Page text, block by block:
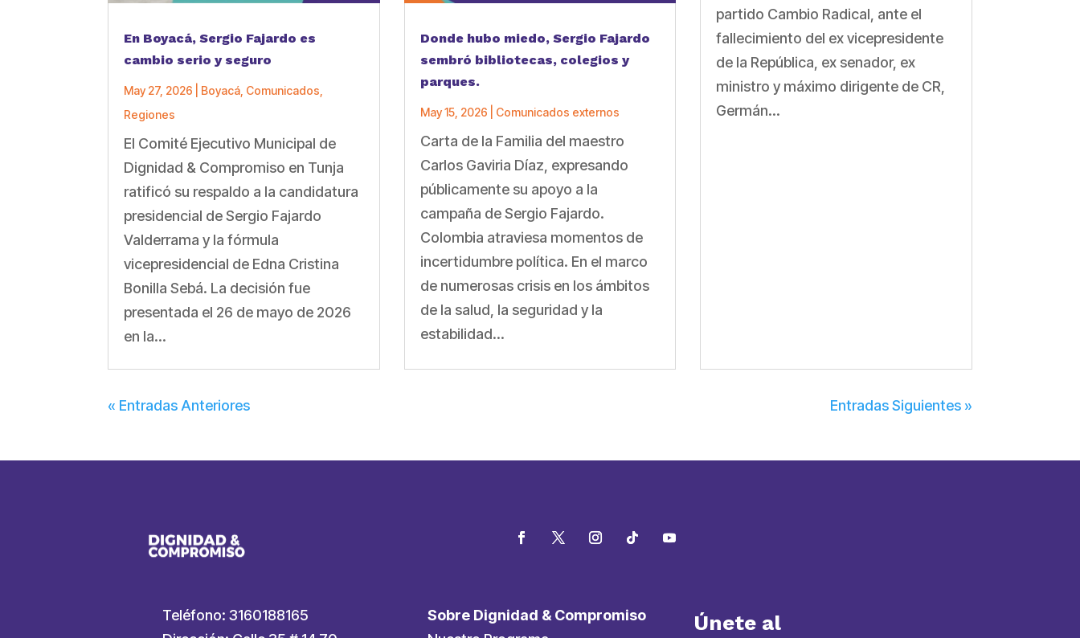
En Boyacá, Sergio Fajardo es
cambio serio y seguro
May 27, 2026 Boyacá Comunicados
Regiones
El Comité Ejecutivo Municipal de
Dignidad & Compromiso en Tunja
ratificó su respaldo a la candidatura
presidencial de Sergio Fajardo
Valderrama y la fórmula
vicepresidencial de Edna Cristina
Bonilla Sebá. La decisión fue
presentada el 26 de mayo de 2026
en la...
Donde hubo miedo, Sergio Fajardo
sembró bibliotecas, colegios y
parques.
May 15, 2026 Comunicados externos
Carta de la Familia del maestro
Carlos Gaviria Díaz, expresando
públicamente su apoyo a la
campaña de Sergio Fajardo.
Colombia atraviesa momentos de
incertidumbre política. En el marco
de numerosas crisis en los ámbitos
de la salud, la seguridad y la
estabilidad...
partido Cambio Radical, ante el
fallecimiento del ex vicepresidente
de la República, ex senador, ex
ministro y máximo dirigente de CR,
Germán...
« Entradas Anteriores Entradas Siguientes »
Teléfono: 3160188165
Sobre Dignidad & Compromiso
Únete al